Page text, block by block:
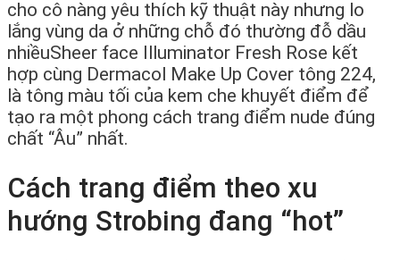
cho cô nàng yêu thích kỹ thuật này nhưng lo
lắng vùng da ở những chỗ đó thường đỗ dầu
nhiềuSheer face Illuminator Fresh Rose kết
hợp cùng Dermacol Make Up Cover tông 224,
là tông màu tối của kem che khuyết điểm để
tạo ra một phong cách trang điểm nude đúng
chất “Âu” nhất.
Cách trang điểm theo xu
hướng Strobing đang “hot”